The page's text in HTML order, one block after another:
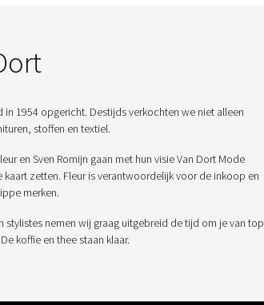
in 1954 opgericht. Destijds verkochten we niet alleen
stoffen en textiel.
en Sven Romijn gaan met hun visie Van Dort Mode
zetten. Fleur is verantwoordelijk voor de inkoop en
merken.
stylistes nemen wij graag uitgebreid de tijd om je van top
koffie en thee staan klaar.